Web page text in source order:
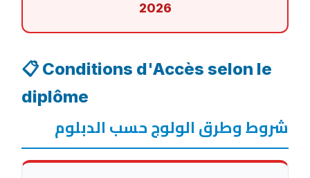
2026
📋 Conditions d'Accès selon le
diplôme
شروط وطرق الولوج حسب الدبلوم